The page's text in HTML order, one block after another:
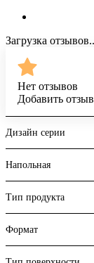
Загрузка
Нет отзывов
Добавить отзыв
Дизайн серии
Напольная
Тип продукта
Формат